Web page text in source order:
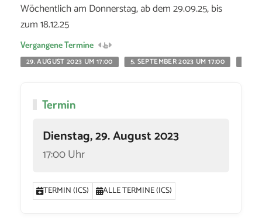
Wöchentlich am Donnerstag, ab dem 29.09.25, bis
zum 18.12.25
Vergangene Termine
29. AUGUST 2023 UM 17:00
5. SEPTEMBER 2023 UM 17:00
Termin
Dienstag, 29. August 2023
17:00 Uhr
TERMIN (ICS) ALLE TERMINE (ICS)